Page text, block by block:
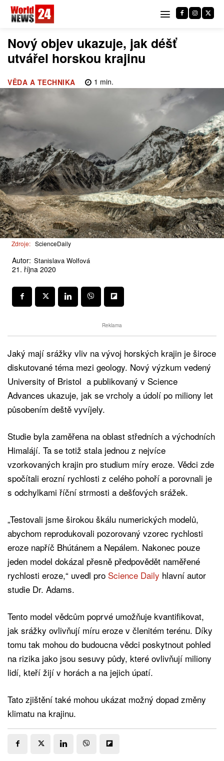
Nový objev ukazuje, jak déšť
utvářel horskou krajinu
VĚDA A TECHNIKA 1 min.
Zdroje: ScienceDaily
Autor: Stanislava Wolfová
21. října 2020
Reklama
Jaký mají srážky vliv na vývoj horských krajin je široce
diskutované téma mezi geology. Nový výzkum vedený
University of Bristol a publikovaný v Science
Advances ukazuje, jak se vrcholy a údolí po miliony let
působením deště vyvíjely.
Studie byla zaměřena na oblast středních a východních
Himalájí. Ta se totiž stala jednou z nejvíce
vzorkovaných krajin pro studium míry eroze. Vědci zde
spočítali erozní rychlosti z celého pohoří a porovnali je
s odchylkami říční strmosti a dešťových srážek.
„Testovali jsme širokou škálu numerických modelů,
abychom reprodukovali pozorovaný vzorec rychlosti
eroze napříč Bhútánem a Nepálem. Nakonec pouze
jeden model dokázal přesně předpovědět naměřené
rychlosti eroze,“ uvedl pro Science Daily hlavní autor
studie Dr. Adams.
Tento model vědcům poprvé umožňuje kvantifikovat,
jak srážky ovlivňují míru eroze v členitém terénu. Díky
tomu tak mohou do budoucna vědci poskytnout pohled
na rizika jako jsou sesuvy půdy, které ovlivňují miliony
lidí, kteří žijí v horách a na jejich úpatí.
Tato zjištění také mohou ukázat možný dopad změny
klimatu na krajinu.